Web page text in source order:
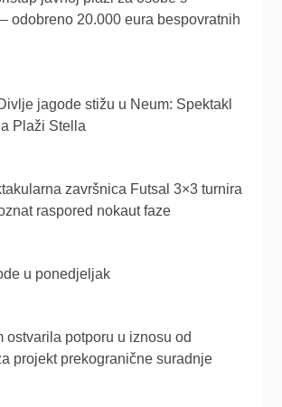
odobreno 20.000 eura bespovratnih
jagode stižu u Neum: Spektakl
Plaži Stella
završnica Futsal 3×3 turnira
raspored nokaut faze
u ponedjeljak
ostvarila potporu u iznosu od
projekt prekogranične suradnje